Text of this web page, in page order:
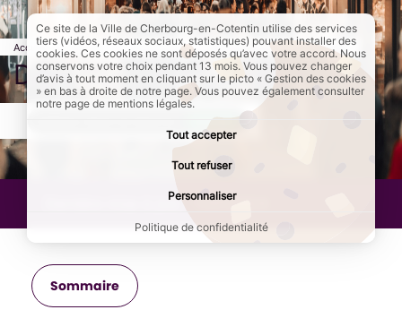
Accueil Ma ville Commerces Page active :
Développement commercial
Développement commercial
Dernière mise à jour :11/01/2024
Sommaire
Ce site de la Ville de Cherbourg-en-Cotentin utilise des services
tiers (vidéos, réseaux sociaux, statistiques) pouvant installer des
cookies. Ces cookies ne sont déposés qu’avec votre accord. Nous
conservons votre choix pendant 13 mois. Vous pouvez changer
d’avis à tout moment en cliquant sur le picto « Gestion des cookies
» en bas à droite de notre page. Vous pouvez également consulter
notre page de mentions légales.
Tout accepter
Tout refuser
Personnaliser
Politique de confidentialité